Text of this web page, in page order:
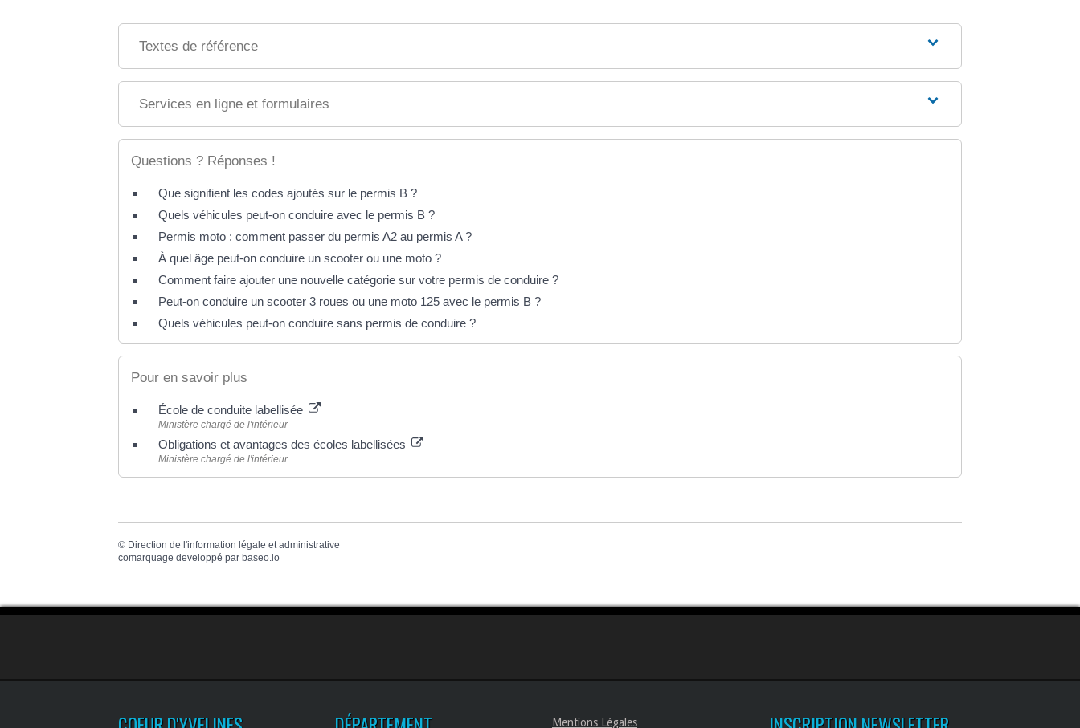
Textes de référence
Services en ligne et formulaires
Questions ? Réponses !
Que signifient les codes ajoutés sur le permis B ?
Quels véhicules peut-on conduire avec le permis B ?
Permis moto : comment passer du permis A2 au permis A ?
À quel âge peut-on conduire un scooter ou une moto ?
Comment faire ajouter une nouvelle catégorie sur votre permis de conduire ?
Peut-on conduire un scooter 3 roues ou une moto 125 avec le permis B ?
Quels véhicules peut-on conduire sans permis de conduire ?
Pour en savoir plus
École de conduite labellisée
Ministère chargé de l'intérieur
Obligations et avantages des écoles labellisées
Ministère chargé de l'intérieur
© Direction de l'information légale et administrative
comarquage developpé par baseo.io
Mentions Légales